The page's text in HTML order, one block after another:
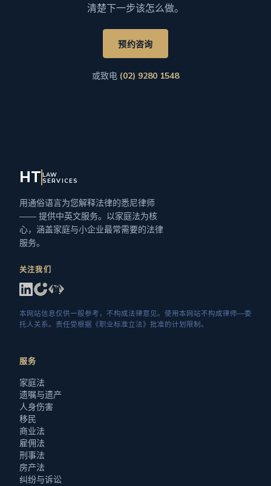
清楚下一步该怎么做。
预约咨询
或致电 (02) 9280 1548
HT LAW
SERVICES
用通俗语言为您解释法律的悉尼律师
—— 提供中英文服务。以家庭法为核
心，涵盖家庭与小企业最常需要的法律
服务。
关注我们
本网站信息仅供一般参考，不构成法律意见。使用本网站不构成律师—委
托人关系。责任受根据《职业标准立法》批准的计划限制。
服务
家庭法
遗嘱与遗产
人身伤害
移民
商业法
雇佣法
刑事法
房产法
纠纷与诉讼